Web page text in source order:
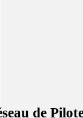
de